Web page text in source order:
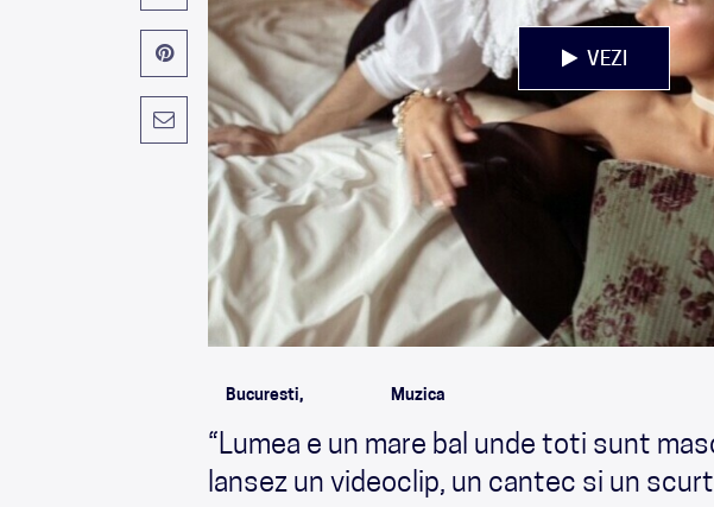
VEZI
Bucuresti, Muzica
“Lumea e un mare bal unde toti sunt
lansez un videoclip, un cantec si un